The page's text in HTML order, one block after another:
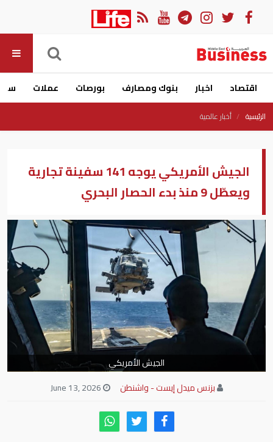
اقتصاد اخبار بنوك ومصارف بورصات عملات
الرئيسية أخبار عالمية
الجيش الأمريكي يوجه 141 سفينة تجارية
ويعطّل 9 منذ بدء الحصار البحري
الجيش الأمريكي
بزنس ميدل إيست - واشنطن